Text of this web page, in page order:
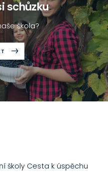
schůzku
škola?
školy Cesta k úspěchu